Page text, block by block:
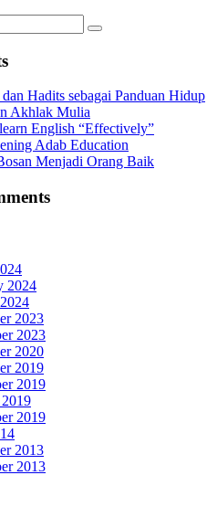
Hadits sebagai Panduan Hidup
Akhlak Mulia
English “Effectively”
Adab Education
Menjadi Orang Baik
2024
2023
2023
2020
2019
2019
2019
2013
2013